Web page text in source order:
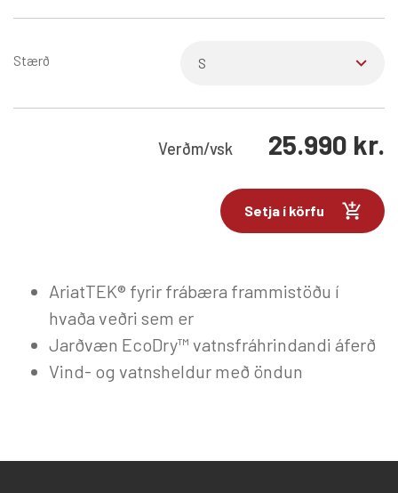
Stærð
Verðm/vsk 25.990 kr.
Setja í körfu
AriatTEK® fyrir frábæra frammistöðu í
hvaða veðri sem er
Jarðvæn EcoDry™ vatnsfráhrindandi áferð
Vind- og vatnsheldur með öndun